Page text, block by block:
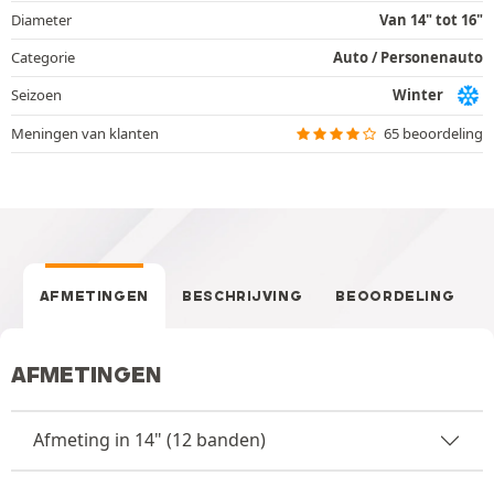
Diameter
Van 14" tot 16"
Categorie
Auto / Personenauto
Seizoen
Winter
Meningen van klanten
65 beoordeling
AFMETINGEN BESCHRIJVING BEOORDELING
AFMETINGEN
Afmeting in 14" (12 banden)